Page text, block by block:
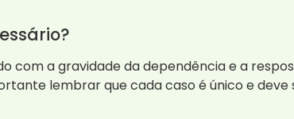
com a gravidade da dependência e a
lembrar que cada caso é único e deve